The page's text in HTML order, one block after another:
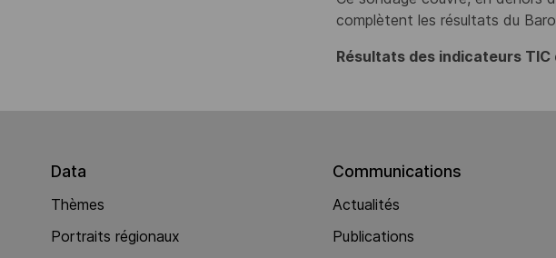
complètent les résultats du
Résultats des indicateurs TIC
Data
Thèmes
Portraits régionaux
Communications
Actualités
Publications